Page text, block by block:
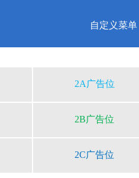
自定义菜单
2A广告位
2B广告位
2C广告位